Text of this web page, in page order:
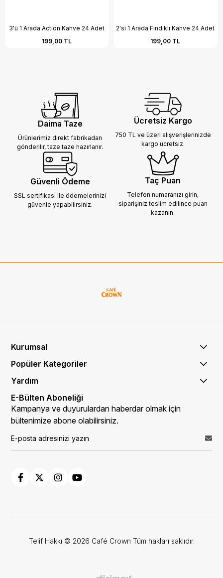
3'ü 1 Arada Action Kahve 24 Adet
199,00 TL
2'si 1 Arada Fındıklı Kahve 24 Adet
199,00 TL
Daima Taze
Ürünlerimiz direkt fabrikadan
gönderilir,taze taze hazırlanır.
Ücretsiz Kargo
750 TL ve üzeri alışverişlerinizde
kargo ücretsiz.
Güvenli Ödeme
SSL sertifikası ile ödemelerinizi
güvenle yapabilirsiniz.
Taç Puan
Telefon numaranızı girin,
siparişinizteslim edilince puan
kazanın.
Kurumsal
Popüler Kategoriler
Yardım
E-Bülten Aboneliği
Kampanya ve duyurulardan haberdar olmak için
bültenimize abone olabilirsiniz.
Telif Hakkı © 2026 Café Crown Tüm hakları saklıdır.